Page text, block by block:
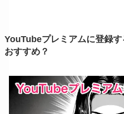
YouTubeプレミアムに登録
おすすめ？